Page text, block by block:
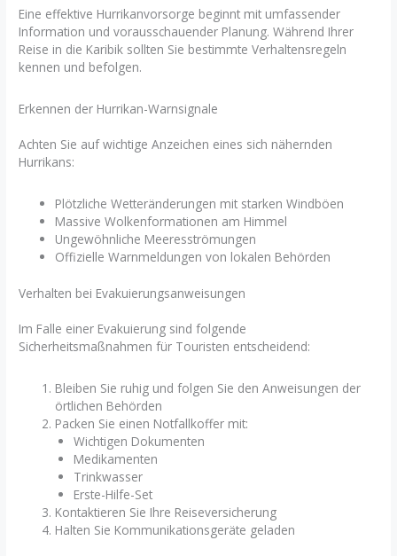
Eine effektive Hurrikanvorsorge beginnt mit umfassender
Information und vorausschauender Planung. Während Ihrer
Reise in die Karibik sollten Sie bestimmte Verhaltensregeln
kennen und befolgen.
Erkennen der Hurrikan-Warnsignale
Achten Sie auf wichtige Anzeichen eines sich nähernden
Hurrikans:
Plötzliche Wetteränderungen mit starken Windböen
Massive Wolkenformationen am Himmel
Ungewöhnliche Meeresströmungen
Offizielle Warnmeldungen von lokalen Behörden
Verhalten bei Evakuierungsanweisungen
Im Falle einer Evakuierung sind folgende
Sicherheitsmaßnahmen für Touristen entscheidend:
Bleiben Sie ruhig und folgen Sie den Anweisungen der
örtlichen Behörden
Packen Sie einen Notfallkoffer mit:
Wichtigen Dokumenten
Medikamenten
Trinkwasser
Erste-Hilfe-Set
Kontaktieren Sie Ihre Reiseversicherung
Halten Sie Kommunikationsgeräte geladen